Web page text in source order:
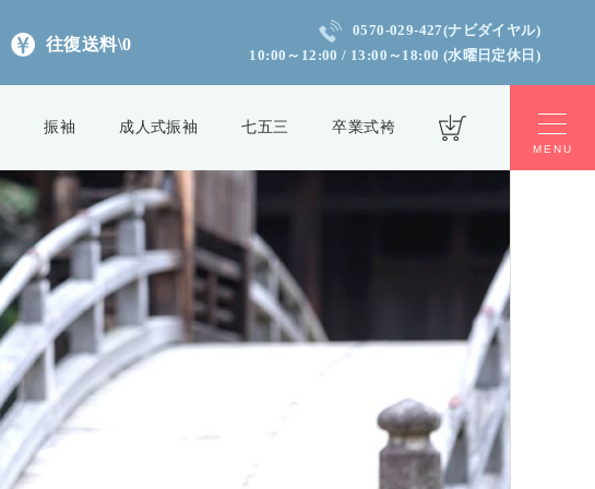
MENU
往復送料\0
0570-029-427(ナビダイヤル)
10:00～12:00 / 13:00～18:00 (水曜日定休日)
振袖 成人式振袖 七五三 卒業式袴